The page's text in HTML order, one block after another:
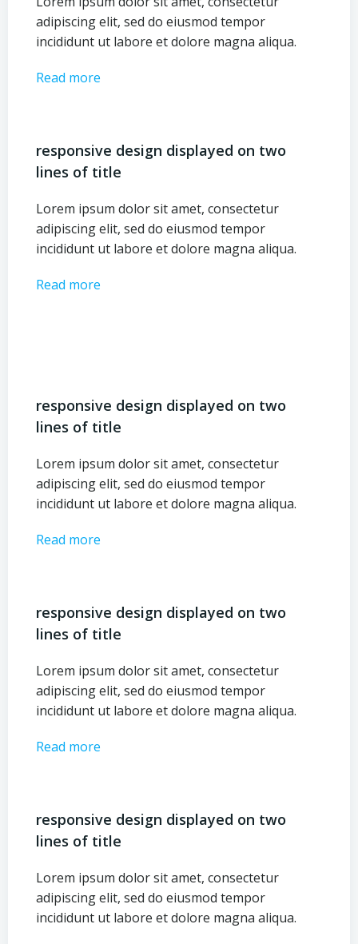
adipiscing elit, sed do eiusmod tempor
incididunt ut labore et dolore magna aliqua.
Read more
responsive design displayed on two
lines of title
Lorem ipsum dolor sit amet, consectetur
adipiscing elit, sed do eiusmod tempor
incididunt ut labore et dolore magna aliqua.
Read more
responsive design displayed on two
lines of title
Lorem ipsum dolor sit amet, consectetur
adipiscing elit, sed do eiusmod tempor
incididunt ut labore et dolore magna aliqua.
Read more
responsive design displayed on two
lines of title
Lorem ipsum dolor sit amet, consectetur
adipiscing elit, sed do eiusmod tempor
incididunt ut labore et dolore magna aliqua.
Read more
responsive design displayed on two
lines of title
Lorem ipsum dolor sit amet, consectetur
adipiscing elit, sed do eiusmod tempor
incididunt ut labore et dolore magna aliqua.